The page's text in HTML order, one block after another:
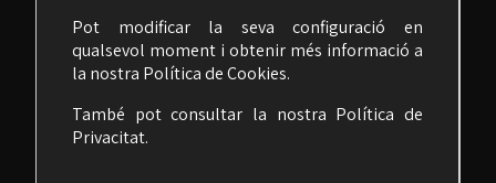
Pot modificar la seva configuració en
qualsevol moment i obtenir més informació a
la nostra Política de Cookies.
També pot consultar la nostra Política de
Privacitat.